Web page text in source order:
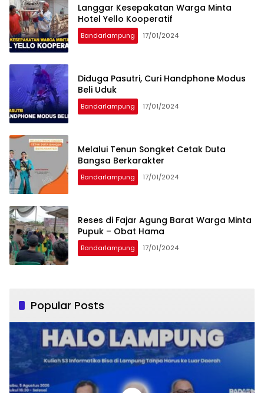
Langgar Kesepakatan Warga Minta
Hotel Yello Kooperatif
Bandarlampung 17/01/2024
Diduga Pasutri, Curi Handphone Modus
Beli Uduk
Bandarlampung 17/01/2024
Melalui Tenun Songket Cetak Duta
Bangsa Berkarakter
Bandarlampung 17/01/2024
Reses di Fajar Agung Barat Warga Minta
Pupuk – Obat Hama
Bandarlampung 17/01/2024
Popular Posts